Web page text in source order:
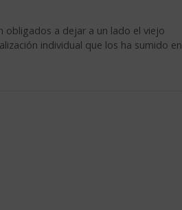
obligados a dejar a un lado el viejo
individual que los ha sumido en